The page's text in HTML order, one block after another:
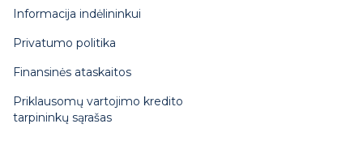
Informacija indėlininkui
Privatumo politika
Finansinės ataskaitos
Priklausomų vartojimo kredito
tarpininkų sąrašas